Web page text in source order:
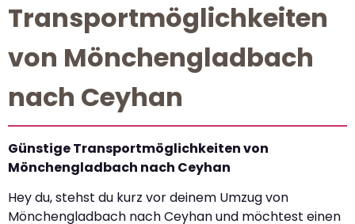
Transportmöglichkeiten
von Mönchengladbach
nach Ceyhan
Günstige Transportmöglichkeiten von
Mönchengladbach nach Ceyhan
Hey du, stehst du kurz vor deinem Umzug von
Mönchengladbach nach Ceyhan und möchtest einen